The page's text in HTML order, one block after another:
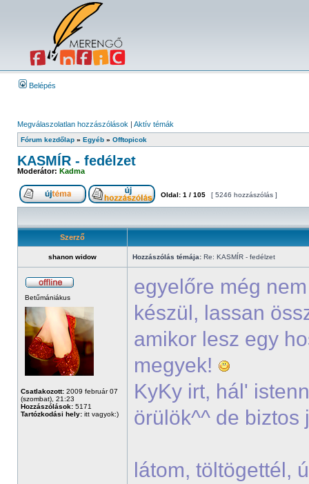
Belépés
Megválaszolatlan hozzászólások | Aktív témák
Fórum kezdőlap » Egyéb » Offtopicok
KASMÍR - fedélzet
Moderátor: Kadma
Oldal: 1 / 105 [ 5246 hozzászólás ]
Szerző
shanon widow Hozzászólás témája: Re: KASMÍR - fedélzet
Betűmániákus
Csatlakozott: 2009 február 07
(szombat), 21:23
Hozzászólások: 5171
Tartózkodási hely: itt vagyok:)
egyelőre még
készül, lassan
amikor lesz egy
megyek!
KyKy irt, hál'
örülök^^ de
látom, töltögettél,